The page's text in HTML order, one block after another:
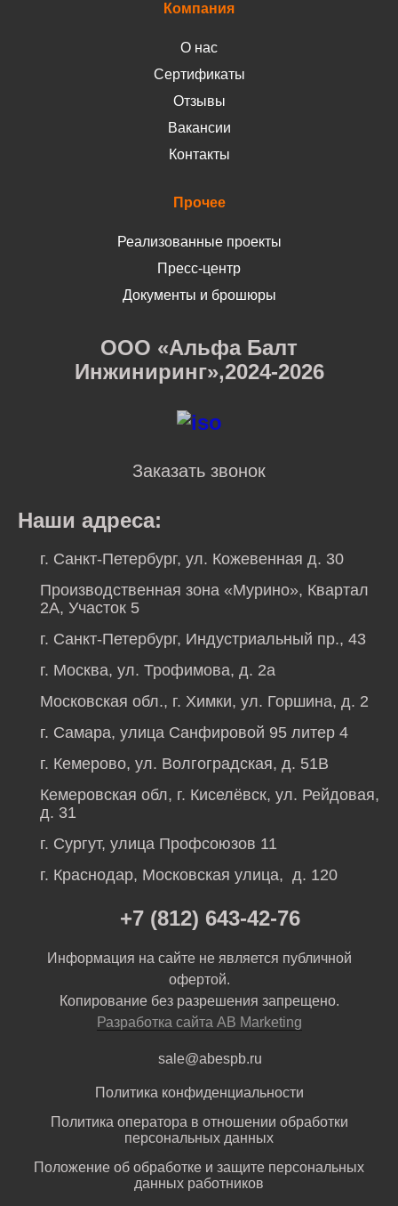
Компания
О нас
Сертификаты
Отзывы
Вакансии
Контакты
Прочее
Реализованные проекты
Пресс-центр
Документы и брошюры
ООО «Альфа Балт
Инжиниринг»,2024-2026
Заказать звонок
Наши адреса:
г. Санкт-Петербург, ул. Кожевенная д. 30
Производственная зона «Мурино», Квартал
2А, Участок 5
г. Санкт-Петербург, Индустриальный пр., 43
г. Москва, ул. Трофимова, д. 2а
Московская обл., г. Химки, ул. Горшина, д. 2
г. Самара, улица Санфировой 95 литер 4
г. Кемерово, ул. Волгоградская, д. 51В
Кемеровская обл, г. Киселёвск, ул. Рейдовая,
д. 31
г. Сургут, улица Профсоюзов 11
г. Краснодар, Московская улица, д. 120
+7 (812) 643-42-76
Информация на сайте не является публичной
офертой.
Копирование без разрешения запрещено.
Разработка сайта AB Marketing
sale@abespb.ru
Политика конфиденциальности
Политика оператора в отношении обработки
персональных данных
Положение об обработке и защите персональных
данных работников